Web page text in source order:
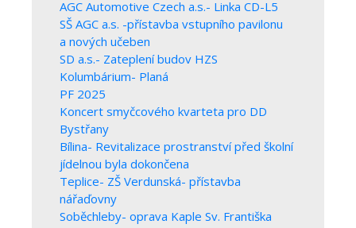
AGC Automotive Czech a.s.- Linka CD-L5
SŠ AGC a.s. -přístavba vstupního pavilonu
a nových učeben
SD a.s.- Zateplení budov HZS
Kolumbárium- Planá
PF 2025
Koncert smyčcového kvarteta pro DD
Bystřany
Bílina- Revitalizace prostranství před školní
jídelnou byla dokončena
Teplice- ZŠ Verdunská- přístavba
nářaďovny
Soběchleby- oprava Kaple Sv. Františka